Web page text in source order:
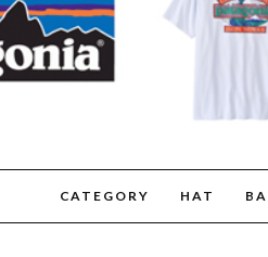
CATEGORY HAT